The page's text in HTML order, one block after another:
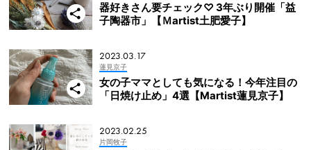
器好きさん要チェック♡ 3年ぶり開催「益
子陶器市」【Ｍartist土肥愛子】
2023.03.17
蓮見京子
女の子ママとしても気になる！今年注目の
「日焼け止め」4選【Martist蓮見京子】
2023.02.25
片岡牧子